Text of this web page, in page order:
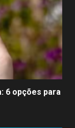
6 opções para